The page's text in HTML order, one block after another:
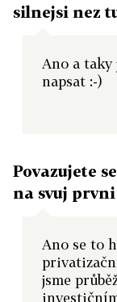
silnejsi nez
Ano a
napsat :-)
Povazujete
na svuj
Ano se to
jsme